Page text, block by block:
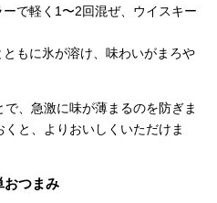
で軽く1〜2回混ぜ、ウイスキー
もに氷が溶け、味わいがまろや
、急激に味が薄まるのを防ぎま
と、よりおいしくいただけま
おつまみ